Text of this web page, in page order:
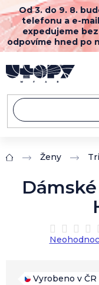
Přejít
na
obsah
Od 3. do 9. 8.
telefonu a e-
expedujeme
odpovíme hned po
Domů Ženy
Průměrné
hodnocení
0,0
Vyrobeno v ČR